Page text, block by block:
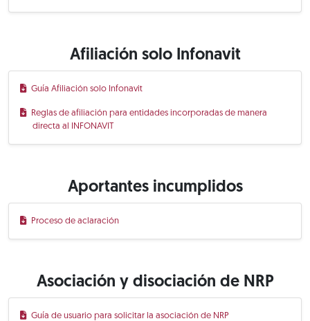
Afiliación solo Infonavit
Guía Afiliación solo Infonavit
Reglas de afiliación para entidades incorporadas de manera
directa al INFONAVIT
Aportantes incumplidos
Proceso de aclaración
Asociación y disociación de NRP
Guía de usuario para solicitar la asociación de NRP